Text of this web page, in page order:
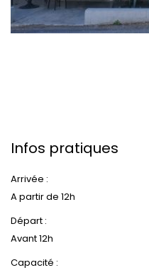
Infos pratiques
Arrivée :
A partir de 12h
Départ :
Avant 12h
Capacité :